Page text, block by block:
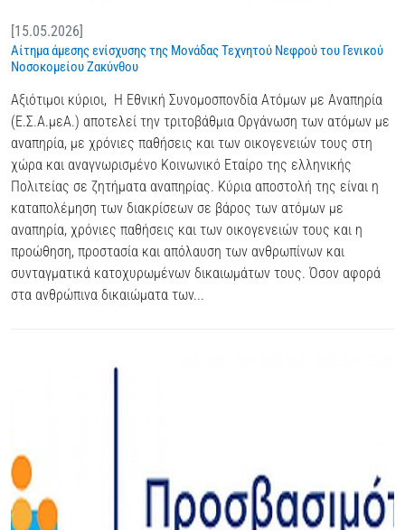
[15.05.2026]
Αίτημα άμεσης ενίσχυσης της Μονάδας Τεχνητού Νεφρού του Γενικού
Νοσοκομείου Ζακύνθου
Αξιότιμοι κύριοι, Η Εθνική Συνομοσπονδία Ατόμων με Αναπηρία
(Ε.Σ.Α.μεΑ.) αποτελεί την τριτοβάθμια Οργάνωση των ατόμων με
αναπηρία, με χρόνιες παθήσεις και των οικογενειών τους στη
χώρα και αναγνωρισμένο Κοινωνικό Εταίρο της ελληνικής
Πολιτείας σε ζητήματα αναπηρίας. Κύρια αποστολή της είναι η
καταπολέμηση των διακρίσεων σε βάρος των ατόμων με
αναπηρία, χρόνιες παθήσεις και των οικογενειών τους και η
προώθηση, προστασία και απόλαυση των ανθρωπίνων και
συνταγματικά κατοχυρωμένων δικαιωμάτων τους. Όσον αφορά
στα ανθρώπινα δικαιώματα των...